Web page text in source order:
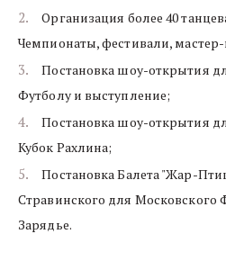
Организация более 40
Чемпионаты, фестивали,
Постановка шоу-открытия
Футболу и выступление;
Постановка шоу-открытия
Кубок Рахлина;
Постановка Балета "Жар-
Стравинского для Московского
Зарядье.